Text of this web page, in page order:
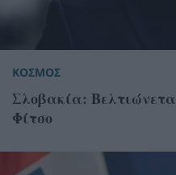
ΚΟΣΜΟΣ
Σλοβακία:
Φίτσο